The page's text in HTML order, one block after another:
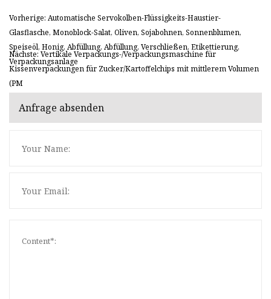
Vorherige: Automatische Servokolben-Flüssigkeits-Haustier-
Glasflasche, Monoblock-Salat, Oliven, Sojabohnen, Sonnenblumen,
Speiseöl, Honig, Abfüllung, Abfüllung, Verschließen, Etikettierung,
Verpackungsanlage
Nächste: Vertikale Verpackungs-/Verpackungsmaschine für
Kissenverpackungen für Zucker/Kartoffelchips mit mittlerem Volumen
(PM
Anfrage absenden